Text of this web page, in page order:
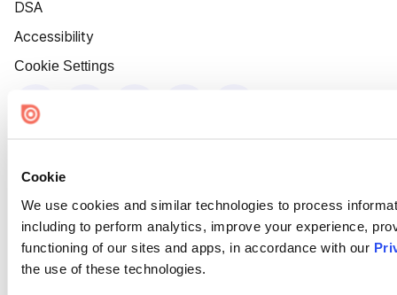
Cookie
We use cookies and similar technologies to process
including to perform analytics, improve your experience,
functioning of our sites and apps, in accordance with our
the use of these technologies.
DSA
Accessibility
Cookie Settings